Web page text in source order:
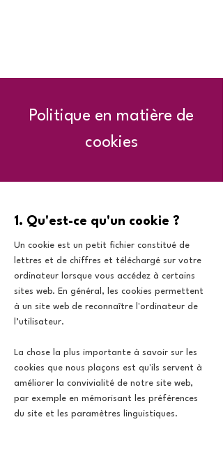
Politique en matière de
cookies
1. Qu'est-ce qu'un cookie ?
Un cookie est un petit fichier constitué de
lettres et de chiffres et téléchargé sur votre
ordinateur lorsque vous accédez à certains
sites web. En général, les cookies permettent
à un site web de reconnaître l'ordinateur de
l’utilisateur.
La chose la plus importante à savoir sur les
cookies que nous plaçons est qu'ils servent à
améliorer la convivialité de notre site web,
par exemple en mémorisant les préférences
du site et les paramètres linguistiques.